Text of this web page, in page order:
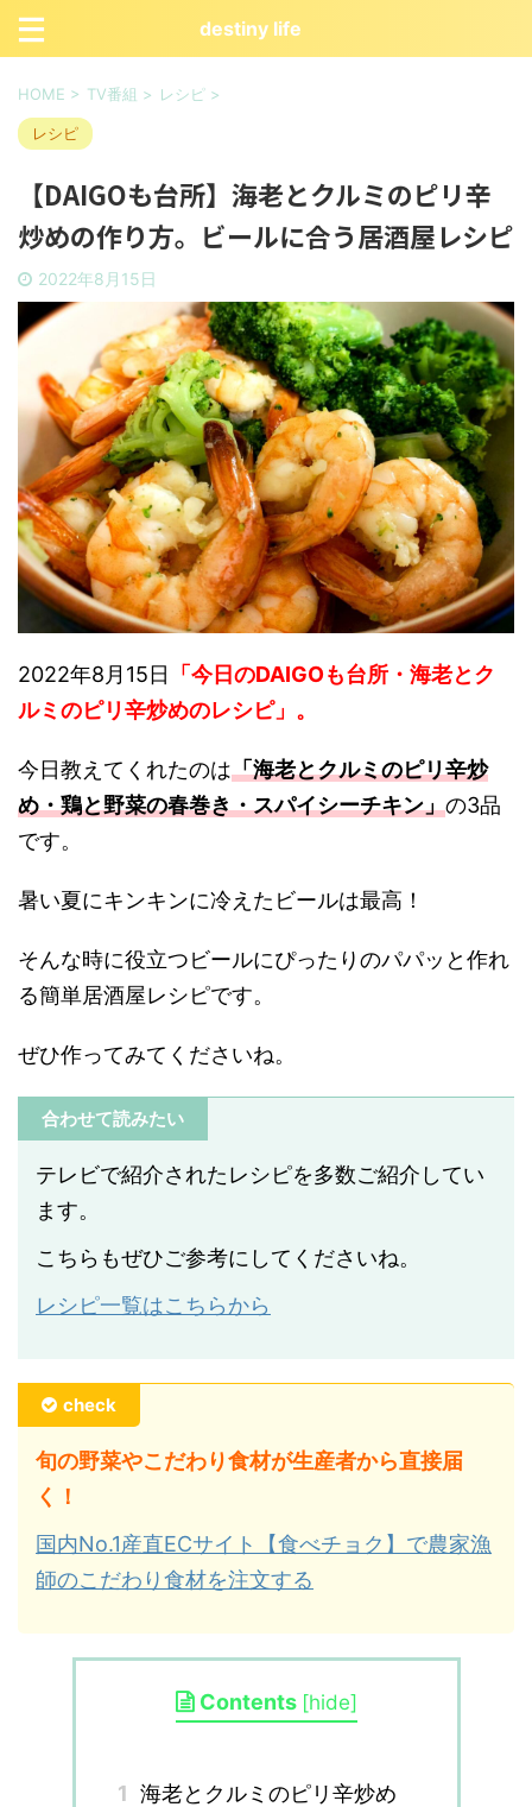
destiny life
HOME > TV番組 > レシピ >
レシピ
【DAIGOも台所】海老とクルミのピリ辛
炒めの作り方。ビールに合う居酒屋レシピ
2022年8月15日
2022年8月15日
「今日のDAIGOも台所・海老とク
ルミのピリ辛炒めのレシピ」。
今日教えてくれたのは「海老とクルミのピリ辛炒
め・鶏と野菜の春巻き・スパイシーチキン」の3品
です。
暑い夏にキンキンに冷えたビールは最高！
そんな時に役立つビールにぴったりのパパッと作れ
る簡単居酒屋レシピです。
ぜひ作ってみてくださいね。
合わせて読みたい
テレビで紹介されたレシピを多数ご紹介してい
ます。
こちらもぜひご参考にしてくださいね。
レシピ一覧はこちらから
check
旬の野菜やこだわり食材が生産者から直接届
く！
国内No.1産直ECサイト【食べチョク】で農家漁
師のこだわり食材を注文する
Contents [hide]
1 海老とクルミのピリ辛炒め